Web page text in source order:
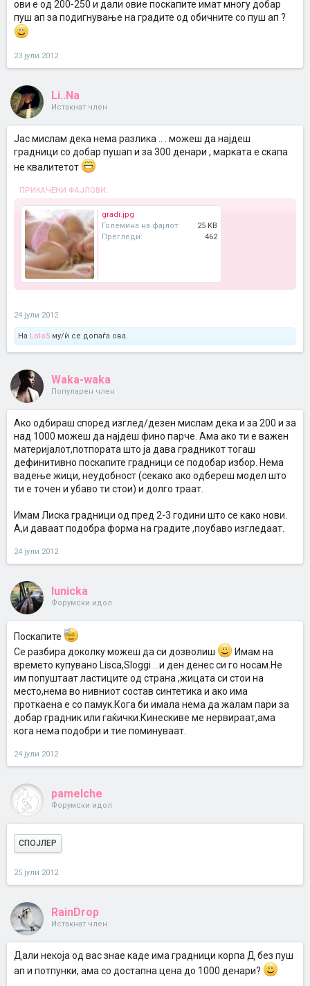
ови е од 200-250 и дали овие поскапите имат многу добар
пуш ап за подигнување на градите од обичните со пуш ап ?
23 јули 2012
Li..Na
Истакнат член
Јас мислам дека нема разлика .. . можеш да најдеш
градници со добар пушап и за 300 денари , марката е скапа
не квалитетот
ПРИКАЧЕНИ ФАЈЛОВИ:
gradi.jpg
Големина на фајлот:
25 KB
Прегледи:
462
24 јули 2012
На Lolo5 му/ѝ се допаѓа ова.
Waka-waka
Популарен член
Ако одбираш според изглед/дезен мислам дека и за 200 и за
над 1000 можеш да најдеш фино парче. Ама ако ти е важен
материјалот,потпората што ја дава градникот тогаш
дефинитивно поскапите градници се подобар избор. Нема
вадење жици, неудобност (секако ако одбереш модел што
ти е точен и убаво ти стои) и долго траат.
Имам Лиска градници од пред 2-3 години што се како нови.
А,и даваат подобра форма на градите ,поубаво изгледаат.
24 јули 2012
lunicka
Форумски идол
Поскапите
Се разбира доколку можеш да си дозволиш
Имам на
времето купувано Lisca,Sloggi ...и ден денес си го носам.Не
им попуштаат ластиците од страна ,жицата си стои на
место,нема во нивниот состав синтетика и ако има
проткаена е со памук.Кога би имала нема да жалам пари за
добар градник или гаќички.Кинескиве ме нервираат,ама
кога нема подобри и тие поминуваат.
24 јули 2012
pamelche
Форумски идол
СПОЈЛЕР
25 јули 2012
RainDrop
Истакнат член
Дали некоја од вас знае каде има градници корпа Д без пуш
ап и потпунки, ама со достапна цена до 1000 денари?